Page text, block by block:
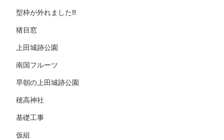
型枠が外れました!!
猪目窓
上田城跡公園
南国フルーツ
早朝の上田城跡公園
穂高神社
基礎工事
仮組